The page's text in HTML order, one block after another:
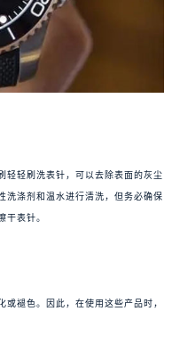
轻轻刷洗表针，可以去除表面的灰尘
洗涤剂和温水进行清洗，但务必确保
干表针。
褪色。因此，在使用这些产品时，